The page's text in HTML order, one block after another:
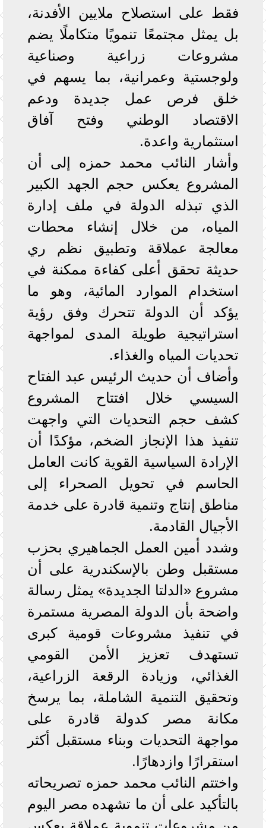
فقط على استصلاح ملايين الأفدنة،
بل يمثل مجتمعًا تنمويًا متكاملًا يضم
مشروعات زراعية وصناعية
ولوجستية وعمرانية، بما يسهم في
خلق فرص عمل جديدة ودعم
الاقتصاد الوطني وفتح آفاق
استثمارية واعدة.
وأشار النائب محمد حمزه إلى أن
المشروع يعكس حجم الجهد الكبير
الذي تبذله الدولة في ملف إدارة
المياه، من خلال إنشاء محطات
معالجة عملاقة وتطبيق نظم ري
حديثة تحقق أعلى كفاءة ممكنة في
استخدام الموارد المائية، وهو ما
يؤكد أن الدولة تتحرك وفق رؤية
استراتيجية طويلة المدى لمواجهة
تحديات المياه والغذاء.
وأضاف أن حديث الرئيس عبد الفتاح
السيسي خلال افتتاح المشروع
كشف حجم التحديات التي واجهت
تنفيذ هذا الإنجاز الضخم، مؤكدًا أن
الإرادة السياسية القوية كانت العامل
الحاسم في تحويل الصحراء إلى
مناطق إنتاج وتنمية قادرة على خدمة
الأجيال القادمة.
وشدد أمين العمل الجماهيري بحزب
مستقبل وطن بالإسكندرية على أن
مشروع «الدلتا الجديدة» يمثل رسالة
واضحة بأن الدولة المصرية مستمرة
في تنفيذ مشروعات قومية كبرى
تستهدف تعزيز الأمن القومي
الغذائي، وزيادة الرقعة الزراعية،
وتحقيق التنمية الشاملة، بما يرسخ
مكانة مصر كدولة قادرة على
مواجهة التحديات وبناء مستقبل أكثر
استقرارًا وازدهارًا.
واختتم النائب محمد حمزه تصريحاته
بالتأكيد على أن ما تشهده مصر اليوم